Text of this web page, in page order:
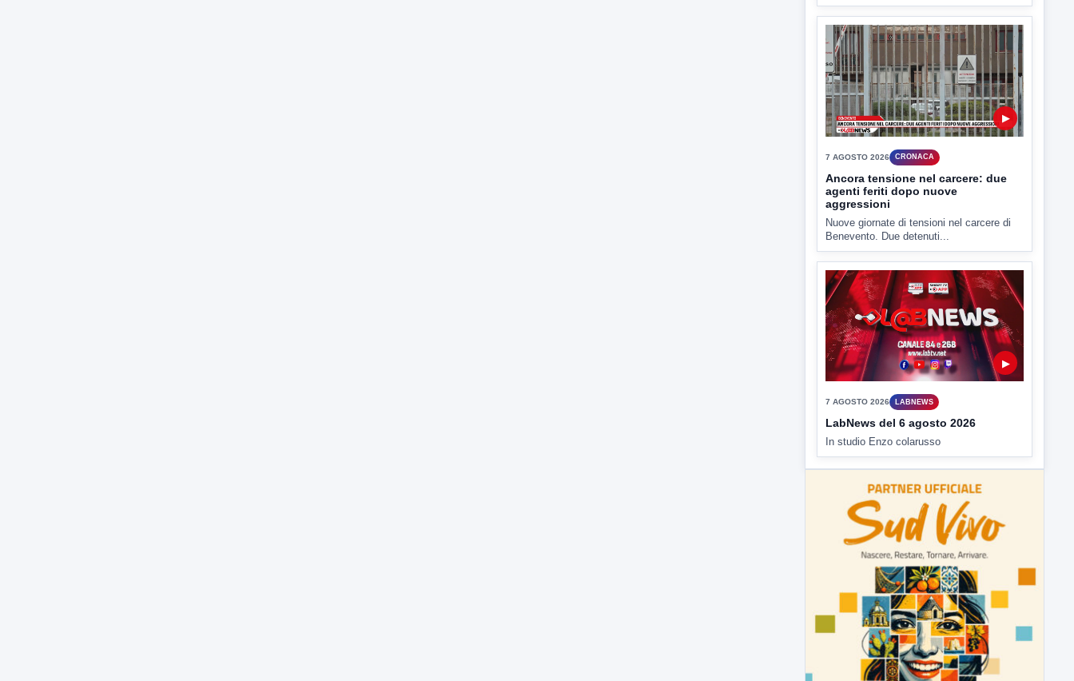
▶
7 AGOSTO 2026 ATTUALITÀ
Benevento tra le città più roventi
della Campania, piazza Fusco
raggiunge i 45 gradi
Benevento è tra le città più calde della
Campania. Lo...
▶
7 AGOSTO 2026 CRONACA
Ancora tensione nel carcere: due
agenti feriti dopo nuove
aggressioni
Nuove giornate di tensioni nel carcere di
Benevento. Due detenuti...
7 AGOSTO 2026 LABNEWS
LabNews del 6 agosto 2026
In studio Enzo colarusso